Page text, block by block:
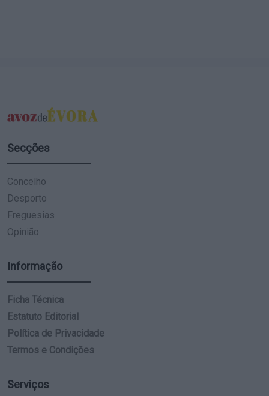
Secções
Concelho
Desporto
Freguesias
Opinião
Informação
Ficha Técnica
Estatuto Editorial
Política de Privacidade
Termos e Condições
Serviços